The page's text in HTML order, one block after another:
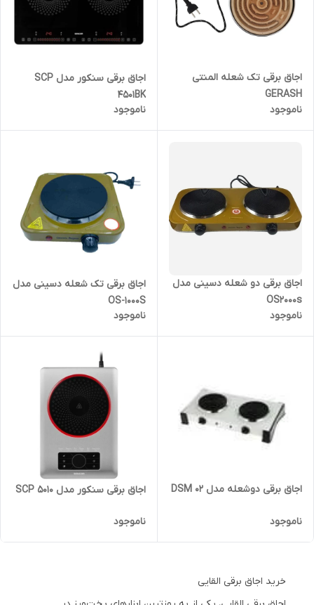
اجاق برقی تک شعله المنتی
GERASH
ناموجود
اجاق برقی سنکور مدل SCP
4501BK
ناموجود
اجاق برقی دو شعله دسینی مدل
OS2000s
ناموجود
اجاق برقی تک شعله دسینی مدل
OS-1000S
ناموجود
اجاق برقی دوشعله مدل 02 DSM
ناموجود
اجاق برقی سنکور مدل SCP 5010
ناموجود
خرید اجاق برقی القایی